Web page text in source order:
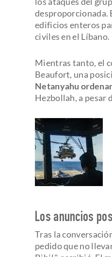
desproporcionada.
edificios enteros
civiles en el Líbano.
Mientras tanto, el
Beaufort, una
Netanyahu
Hezbollah, a pesar
Los anuncios
Tras la
pedido que no